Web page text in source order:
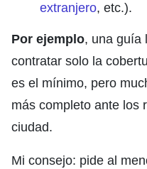
extranjero, etc.).
Por ejemplo, una guía
contratar solo la
es el mínimo, pero
más completo ante los
ciudad.
Mi consejo: pide al